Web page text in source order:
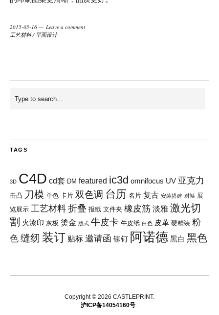
2015-05-16
Leave a comment
工艺材料/ 平面设计
TAGS
3D C4D cd套 DM featured ic3d omnifocus UV 亚克力
击凸 刀模 单色 卡片 双色调 台历 名片 复古 安装搭建 对裱 展
览展示 工艺材料 折叠 报纸 文件夹 橡皮筋 淡雅 激光切
割 火漆印 灰板 烫金 版式 牛皮卡 牛皮纸 白色 皮革 硬精装 粉
色 缝纫 装订 贴标 邀请函 铆钉 阿诺德 黑白 黑色
Copyright © 2026 CASTLEPRINT
沪ICP备14054160号